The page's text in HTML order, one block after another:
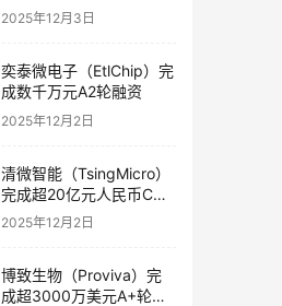
2025年12月3日
奕泰微电子（EtlChip）完
成数千万元A2轮融资
2025年12月2日
清微智能（TsingMicro）
完成超20亿元人民币C轮
融资
2025年12月2日
博致生物（Proviva）完
成超3000万美元A+轮融